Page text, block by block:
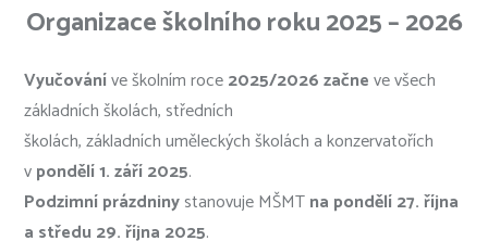
Organizace školního roku 2025 – 2026
Vyučováníve školním roce2025/2026 začneve všech
základních školách, středních
školách, základních uměleckých školách a konzervatořích
vpondělí 1. září 2025.
Podzimní prázdninystanovuje MŠMTna pondělí 27. října
a středu 29. října 2025.